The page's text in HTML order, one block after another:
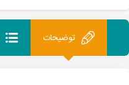
توضیحات